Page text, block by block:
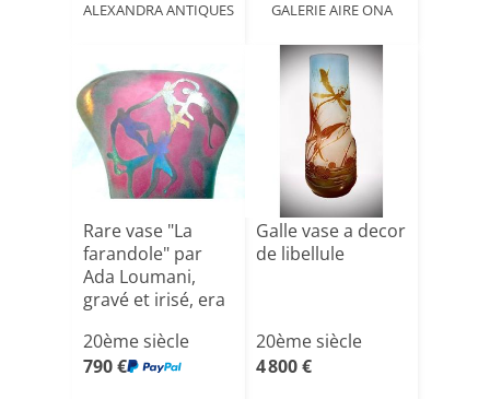
ALEXANDRA ANTIQUES GALERIE AIRE ONA
Rare vase "La
farandole" par
Ada Loumani,
gravé et irisé, era
20ème siècle
790 €
Galle vase a decor
de libellule
20ème siècle
4 800 €